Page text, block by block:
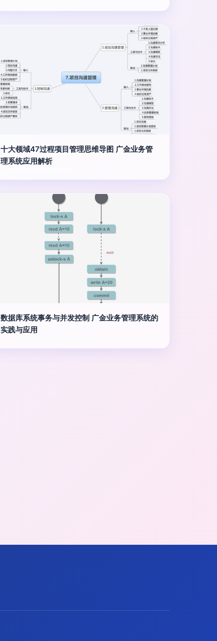
十大领域47过程项目管理思维导图 广金业务管
理系统应用解析
数据库系统事务与并发控制 广金业务管理系统的
实践与应用